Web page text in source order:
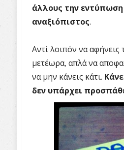
άλλους την
αναξιόπιστος.
Αντί λοιπόν να αφήνεις
μετέωρα, απλά να
να μην κάνεις κάτι.
δεν υπάρχει